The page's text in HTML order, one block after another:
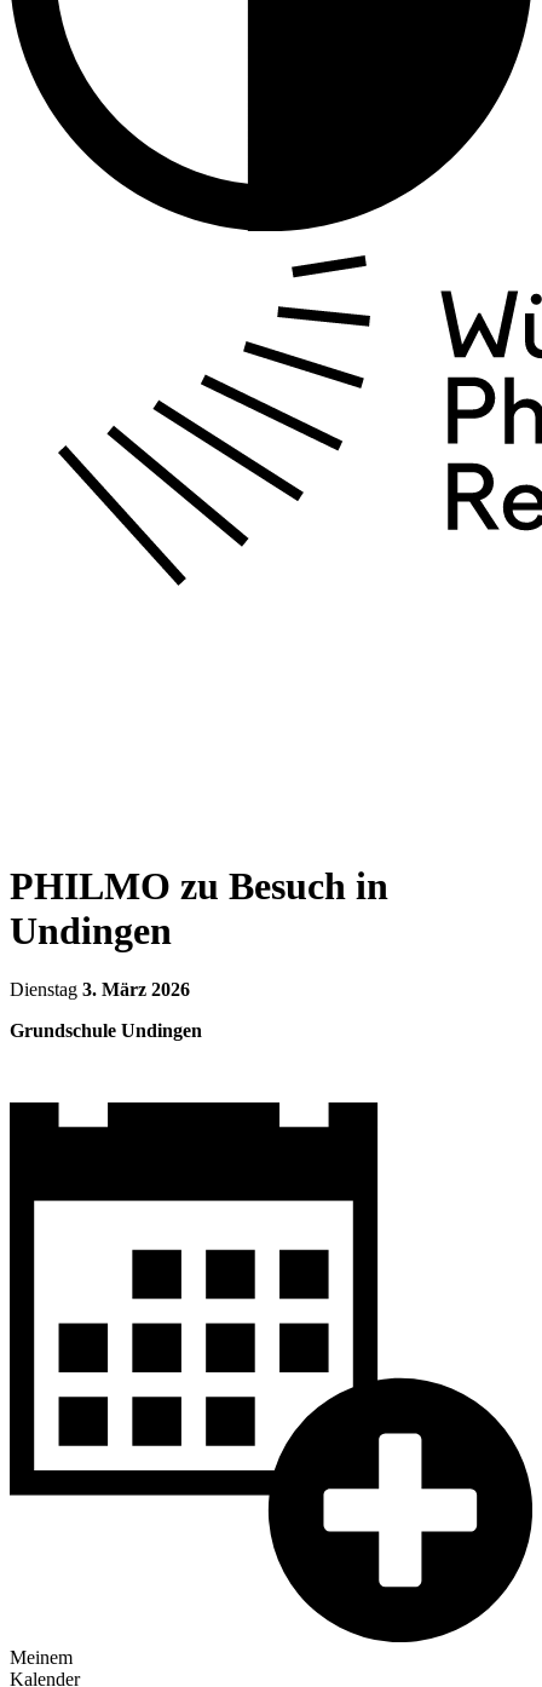
PHILMO zu Besuch in
Undingen
Dienstag 3. März 2026
Grundschule Undingen
Meinem
Kalender